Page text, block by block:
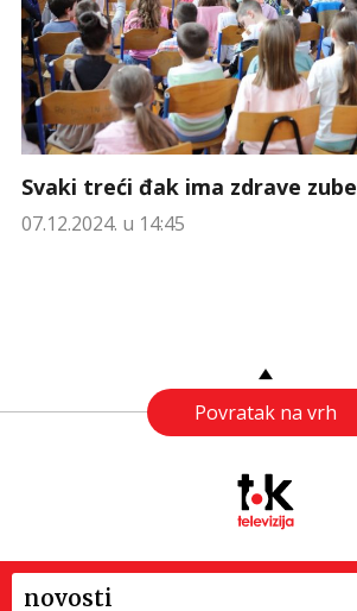
Svaki treći đak ima zdrave zube
07.12.2024. u 14:45
Povratak na vrh
novosti